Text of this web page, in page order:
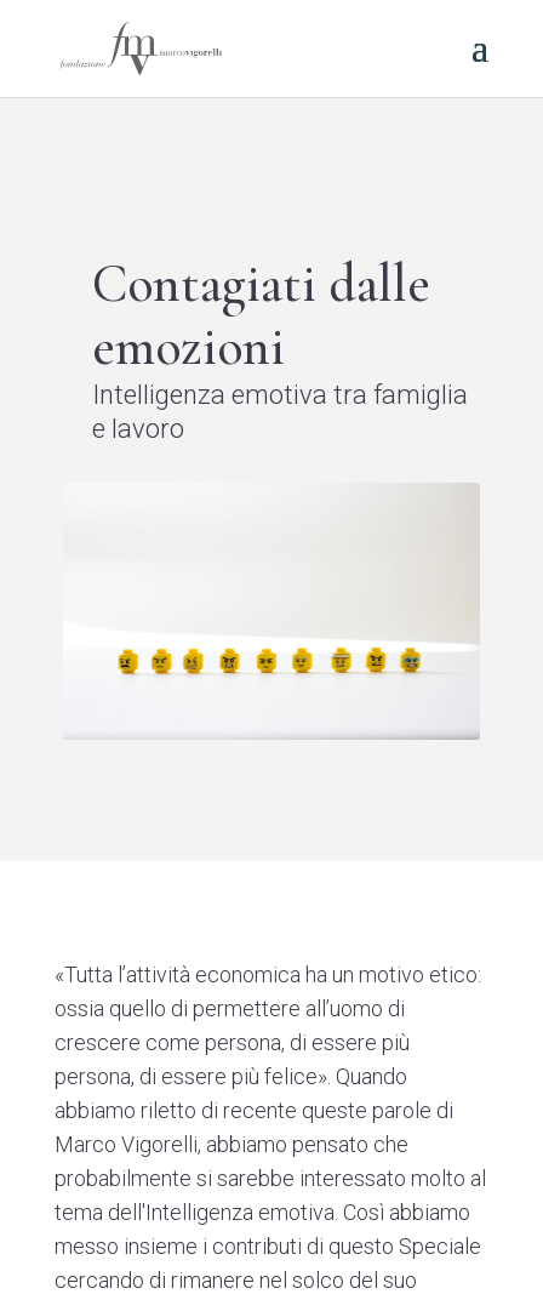
Contagiati dalle
emozioni
Intelligenza emotiva tra famiglia
e lavoro
«Tutta l’attività economica ha un motivo etico:
ossia quello di permettere all’uomo di
crescere come persona, di essere più
persona, di essere più felice». Quando
abbiamo riletto di recente queste parole di
Marco Vigorelli, abbiamo pensato che
probabilmente si sarebbe interessato molto al
tema dell'Intelligenza emotiva. Così abbiamo
messo insieme i contributi di questo Speciale
cercando di rimanere nel solco del suo